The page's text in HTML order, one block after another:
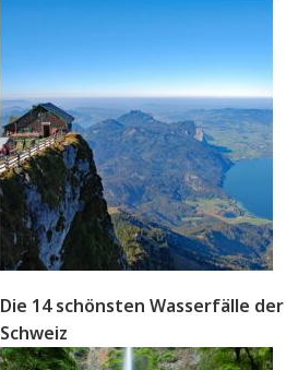
Die 14 schönsten Wasserfälle der
Schweiz